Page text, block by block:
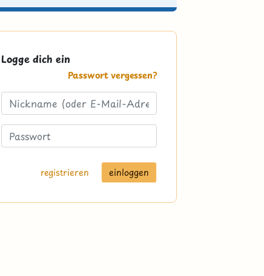
Logge dich ein
Passwort vergessen?
registrieren